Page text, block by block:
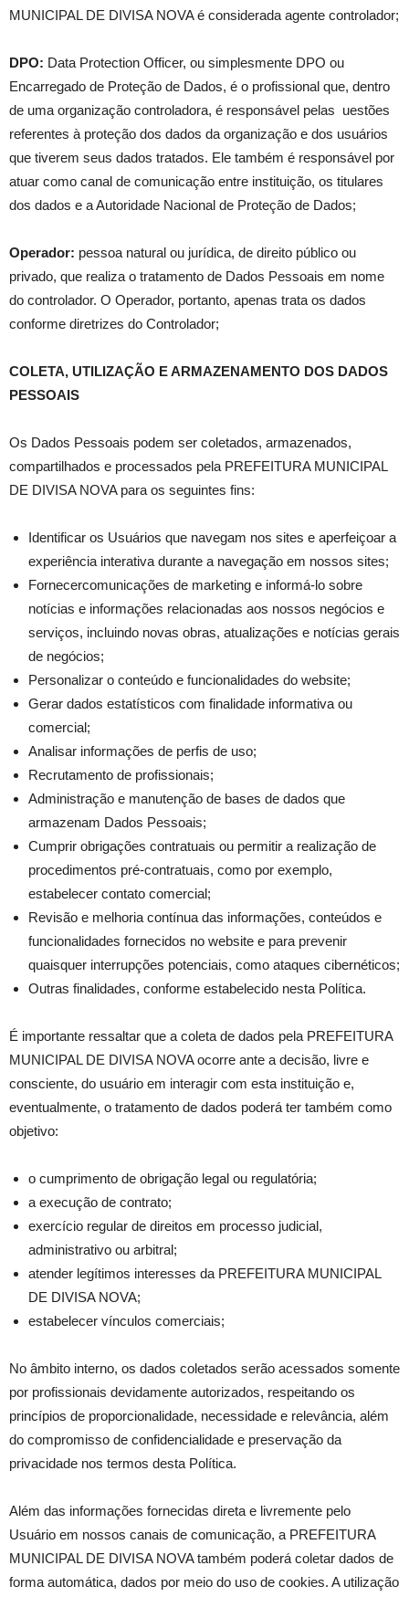
MUNICIPAL DE DIVISA NOVA é considerada agente controlador;
DPO: Data Protection Officer, ou simplesmente DPO ou
Encarregado de Proteção de Dados, é o profissional que, dentro
de uma organização controladora, é responsável pelas uestões
referentes à proteção dos dados da organização e dos usuários
que tiverem seus dados tratados. Ele também é responsável por
atuar como canal de comunicação entre instituição, os titulares
dos dados e a Autoridade Nacional de Proteção de Dados;
Operador: pessoa natural ou jurídica, de direito público ou
privado, que realiza o tratamento de Dados Pessoais em nome
do controlador. O Operador, portanto, apenas trata os dados
conforme diretrizes do Controlador;
COLETA, UTILIZAÇÃO E ARMAZENAMENTO DOS DADOS
PESSOAIS
Os Dados Pessoais podem ser coletados, armazenados,
compartilhados e processados pela PREFEITURA MUNICIPAL
DE DIVISA NOVA para os seguintes fins:
Identificar os Usuários que navegam nos sites e aperfeiçoar a
experiência interativa durante a navegação em nossos sites;
Fornecercomunicações de marketing e informá-lo sobre
notícias e informações relacionadas aos nossos negócios e
serviços, incluindo novas obras, atualizações e notícias gerais
de negócios;
Personalizar o conteúdo e funcionalidades do website;
Gerar dados estatísticos com finalidade informativa ou
comercial;
Analisar informações de perfis de uso;
Recrutamento de profissionais;
Administração e manutenção de bases de dados que
armazenam Dados Pessoais;
Cumprir obrigações contratuais ou permitir a realização de
procedimentos pré-contratuais, como por exemplo,
estabelecer contato comercial;
Revisão e melhoria contínua das informações, conteúdos e
funcionalidades fornecidos no website e para prevenir
quaisquer interrupções potenciais, como ataques cibernéticos;
Outras finalidades, conforme estabelecido nesta Política.
É importante ressaltar que a coleta de dados pela PREFEITURA
MUNICIPAL DE DIVISA NOVA ocorre ante a decisão, livre e
consciente, do usuário em interagir com esta instituição e,
eventualmente, o tratamento de dados poderá ter também como
objetivo:
o cumprimento de obrigação legal ou regulatória;
a execução de contrato;
exercício regular de direitos em processo judicial,
administrativo ou arbitral;
atender legítimos interesses da PREFEITURA MUNICIPAL
DE DIVISA NOVA;
estabelecer vínculos comerciais;
No âmbito interno, os dados coletados serão acessados somente
por profissionais devidamente autorizados, respeitando os
princípios de proporcionalidade, necessidade e relevância, além
do compromisso de confidencialidade e preservação da
privacidade nos termos desta Política.
Além das informações fornecidas direta e livremente pelo
Usuário em nossos canais de comunicação, a PREFEITURA
MUNICIPAL DE DIVISA NOVA também poderá coletar dados de
forma automática, dados por meio do uso de cookies. A utilização